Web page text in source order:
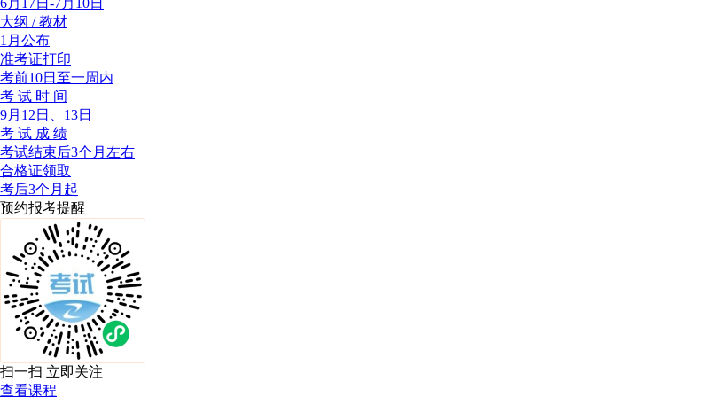
大纲 / 教材
1月公布
准考证打印
考前10日至一周内
考 试 时 间
9月12日、13日
考 试 成 绩
考试结束后3个月左右
合格证领取
考后3个月起
预约报考提醒
扫一扫 立即关注
查看课程